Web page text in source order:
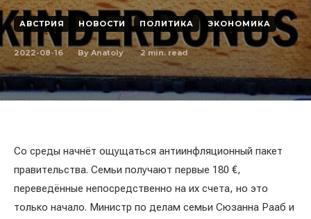
АВСТРИЯ НОВОСТИ ПОЛИТИКА ЭКОНОМИКА
2022-08-16 By Anatoly 2 min. read
Со среды начнёт ощущаться антиинфляционный пакет
правительства. Семьи получают первые 180 €,
переведённые непосредственно на их счета, но это
только начало. Министр по делам семьи Сюзанна Рааб и